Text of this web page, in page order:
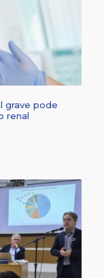
grave pode
renal